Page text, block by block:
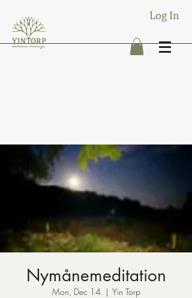
Log In
Nymånemeditation
Mon, Dec 14
  |
Yin Torp